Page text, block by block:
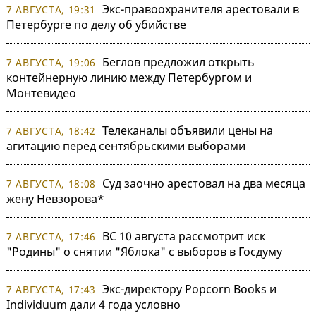
7 АВГУСТА, 19:31
Экс-правоохранителя арестовали в
Петербурге по делу об убийстве
7 АВГУСТА, 19:06
Беглов предложил открыть
контейнерную линию между Петербургом и
Монтевидео
7 АВГУСТА, 18:42 Телеканалы объявили цены на
агитацию перед сентябрьскими выборами
7 АВГУСТА, 18:08
Суд заочно арестовал на два месяца
жену Невзорова*
7 АВГУСТА, 17:46
ВС 10 августа рассмотрит иск
"Родины" о снятии "Яблока" с выборов в Госдуму
7 АВГУСТА, 17:43 Экс-директору Popcorn Books и
Individuum дали 4 года условно